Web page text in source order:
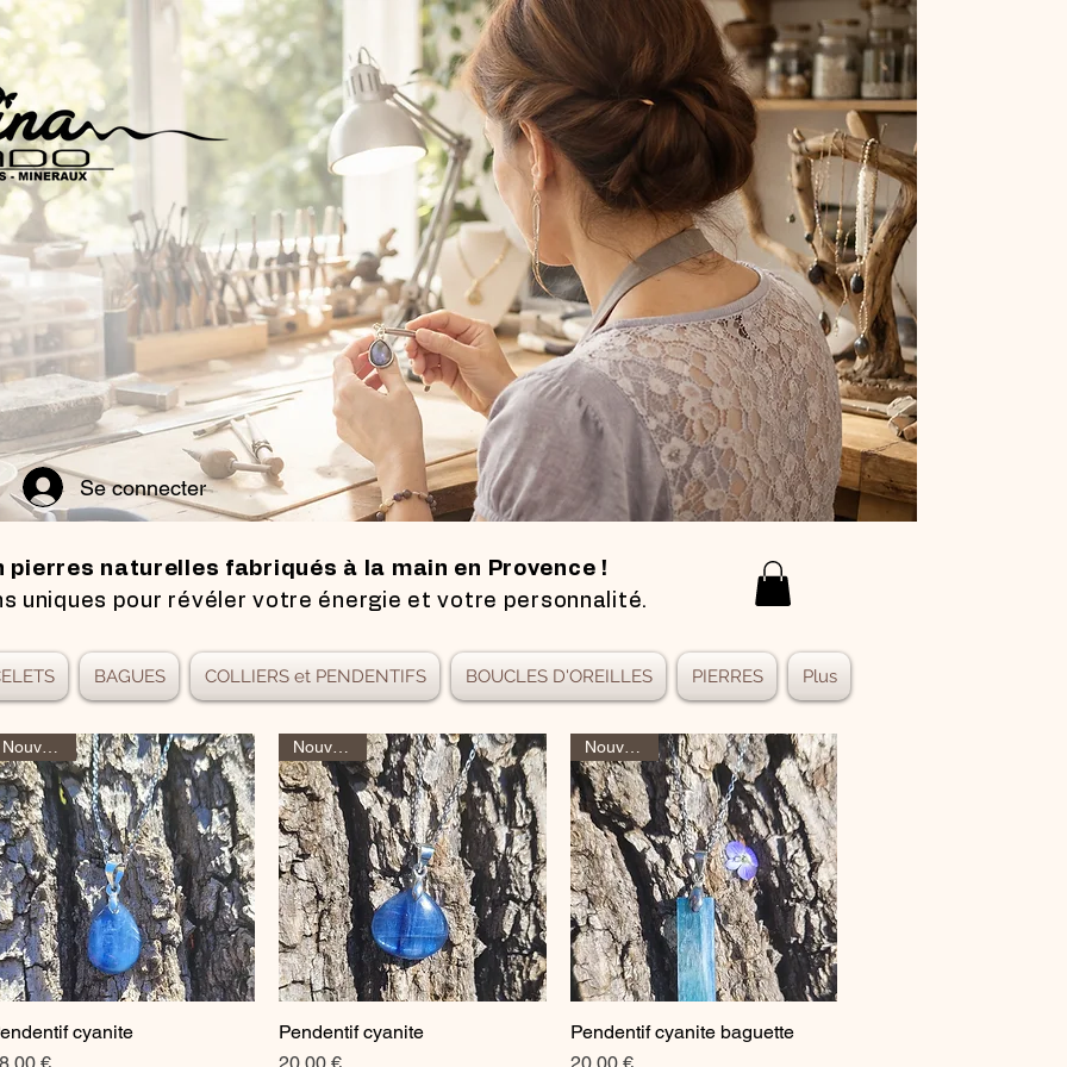
Se connecter
pierres naturelles fabriqués à la main en Provence !
uniques pour révéler votre énergie et votre personnalité.
BAGUES COLLIERS et PENDENTIFS BOUCLES D'OREILLES PIERRES Plus
Aperçu rapide
Nouveauté
cyanite
€
Aperçu rapide
Pendentif cyanite
Prix
20,00 €
Aperçu rapide
Nouveauté
Pendentif cyanite baguette
Prix
20,00 €